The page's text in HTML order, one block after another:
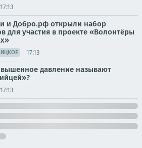
17:13
и Добро.рф открыли набор
для участия в проекте «Волонтёры
17:13
давление называют
17:13